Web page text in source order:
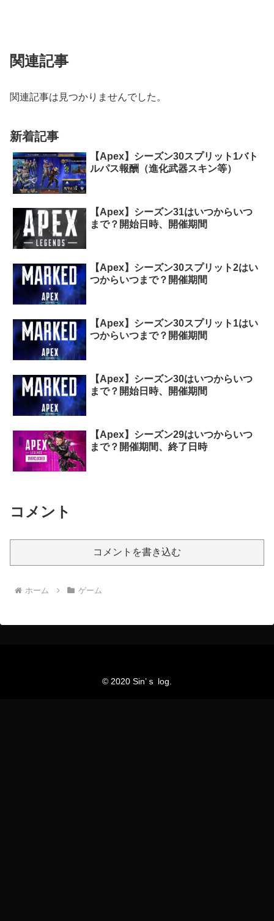
関連記事
関連記事は見つかりませんでした。
新着記事
【Apex】シーズン30スプリット1バト
ルパス報酬（進化武器スキン等）
【Apex】シーズン31はいつからいつ
まで？開始日時、開催期間
【Apex】シーズン30スプリット2はい
つからいつまで？開催期間
【Apex】シーズン30スプリット1はい
つからいつまで？開催期間
【Apex】シーズン30はいつからいつ
まで？開始日時、開催期間
【Apex】シーズン29はいつからいつ
まで？開催期間、終了日時
コメント
コメントを書き込む
ホーム ゲーム
© 2020 Sin’ｓ log.